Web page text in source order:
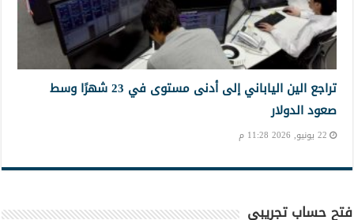
تراجع الين الياباني إلى أدنى مستوى في 23 شهرًا وسط
صعود الدولار
22 يونيو, 2026 11:28 م
فتح حساب تجريبي